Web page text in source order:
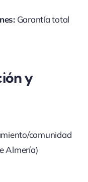
Garantía total
y
comunidad
Almería)